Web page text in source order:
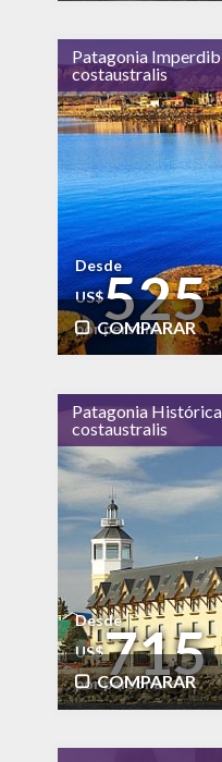
bajo
Naturaleza
alto
Vida
Patagonia
costaustralis
Desde
US$525
por persona
COMPARAR
Naturaleza
Vida Nocturna
Patagonia
costaustralis
Desde
US$715
por persona
COMPARAR